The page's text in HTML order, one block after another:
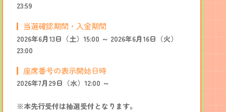
23:59
当選確認期間・入金期間
2026年6月13日（土）15:00 ～ 2026年6月16日（火）
23:00
座席番号の表示開始日時
2026年7月29日（水）12:00 ～
※本先行受付は抽選受付となります。